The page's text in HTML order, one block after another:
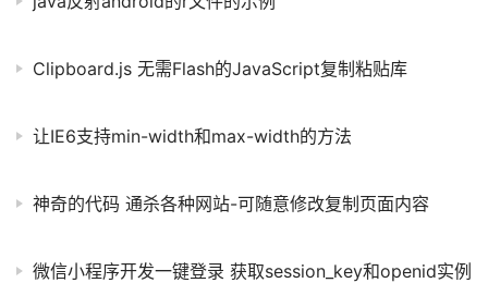
Clipboard.js 无需Flash的JavaScript复制粘贴库
让IE6支持min-width和max-width的方法
神奇的代码 通杀各种网站-可随意修改复制页面内容
微信小程序开发一键登录 获取session_key和openid实例